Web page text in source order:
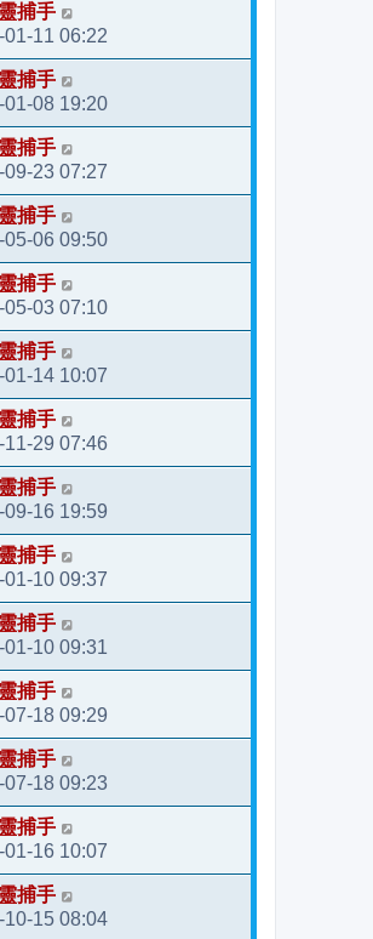
捕手
01-11 06:22
捕手
01-08 19:20
捕手
09-23 07:27
捕手
05-06 09:50
捕手
05-03 07:10
捕手
01-14 10:07
捕手
11-29 07:46
捕手
09-16 19:59
捕手
01-10 09:37
捕手
01-10 09:31
捕手
07-18 09:29
捕手
07-18 09:23
捕手
01-16 10:07
捕手
10-15 08:04